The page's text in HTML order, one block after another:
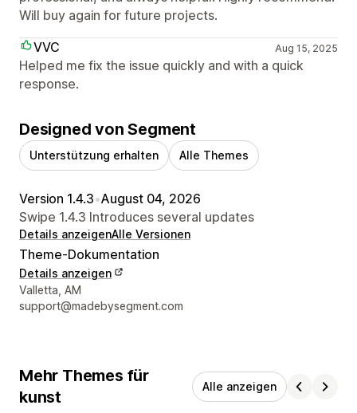
Will buy again for future projects.
VVC
Aug 15, 2025
Helped me fix the issue quickly and with a quick
response.
Designed von Segment
Unterstützung erhalten Alle Themes
Version 1.4.3•August 04, 2026
Swipe 1.4.3 Introduces several updates
Details anzeigenAlle Versionen
Theme-Dokumentation
Details anzeigen
Designer-Kontaktdaten
Valletta, AM
support@madebysegment.com
Mehr Themes für
kunst
Alle anzeigen